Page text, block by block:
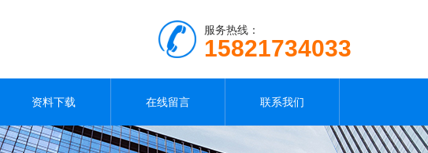
服务热线：
15821734033
资料下载 在线留言 联系我们